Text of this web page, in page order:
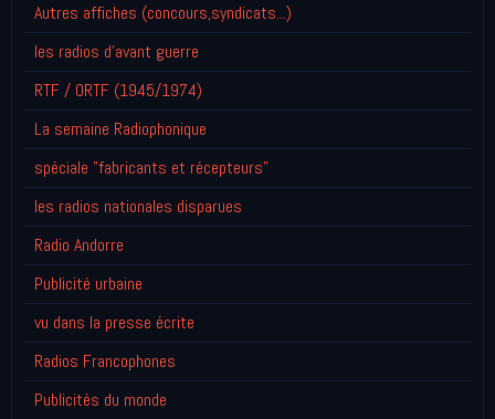
Autres affiches (concours,syndicats...)
les radios d'avant guerre
RTF / ORTF (1945/1974)
La semaine Radiophonique
spéciale "fabricants et récepteurs"
les radios nationales disparues
Radio Andorre
Publicité urbaine
vu dans la presse écrite
Radios Francophones
Publicités du monde